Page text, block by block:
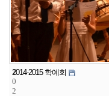
1
0
2
2014-2015 학예회